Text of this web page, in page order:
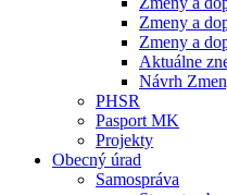
Zmeny a
Zmeny a
Aktuálne
Návrh
PHSR
Pasport MK
Projekty
Obecný úrad
Samospráva